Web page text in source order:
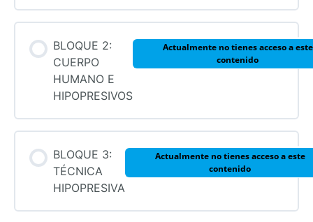
BLOQUE 2:
CUERPO
HUMANO E
HIPOPRESIVOS
Actualmente no tienes acceso a este
contenido
BLOQUE 3:
TÉCNICA
HIPOPRESIVA
Actualmente no tienes acceso a este
contenido